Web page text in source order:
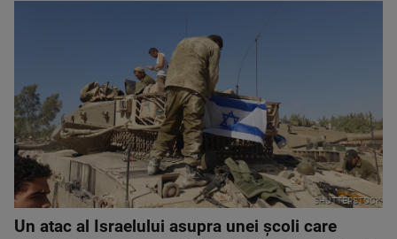
SHUTTERSTOCK
Un atac al Israelului asupra unei şcoli care